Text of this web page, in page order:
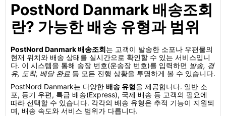
PostNord Danmark 배송조회
란? 가능한 배송 유형과 범위
PostNord Danmark 배송조회는 고객이 발송한 소포나 우편물의
현재 위치와 배송 상태를 실시간으로 확인할 수 있는 서비스입니
다. 이 시스템을 통해 송장 번호(운송장 번호)를 입력하면 발송, 경
유, 도착, 배달 완료 등 모든 진행 상황을 투명하게 볼 수 있습니다.
PostNord Danmark는 다양한 배송 유형을 제공합니다. 일반 소
포, 등기 우편, 특급 배송(Express), 국제 배송 등 고객의 필요에
따라 선택할 수 있습니다. 각각의 배송 유형은 추적 기능이 지원되
며, 배송 속도와 서비스 범위가 다릅니다.